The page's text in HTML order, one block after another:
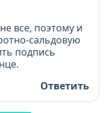
все, поэтому и
сальдовую
подпись
Ответить